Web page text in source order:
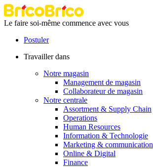
Le faire soi-même commence avec vous
Postuler
Travailler dans
Notre magasin
Management de magasin
Collaborateur de magasin
Notre centrale
Assortment & Supply Chain
Operations
Human Resources
Information & Technologie
Marketing & communication
Online & Digital
Finance